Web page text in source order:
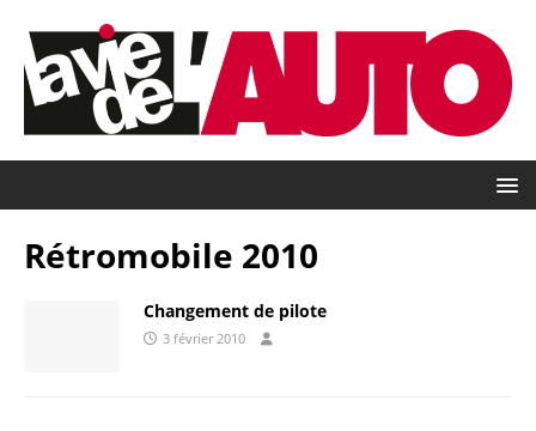
Rétromobile 2010
Changement de pilote
3 février 2010